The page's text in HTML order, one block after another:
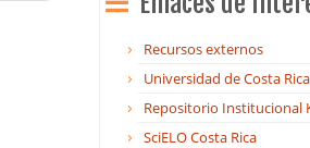
Recursos externos
Universidad de Costa Rica
Repositorio Institucional
SciELO Costa Rica